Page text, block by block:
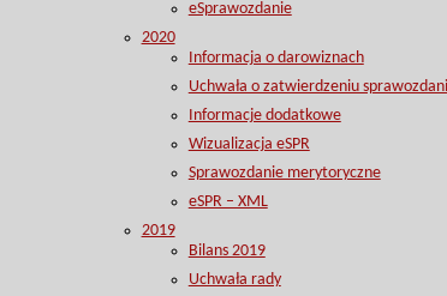
eSprawozdanie
2020
Informacja o darowiznach
Uchwała o zatwierdzeniu
Informacje dodatkowe
Wizualizacja eSPR
Sprawozdanie merytoryczne
eSPR – XML
2019
Bilans 2019
Uchwała rady